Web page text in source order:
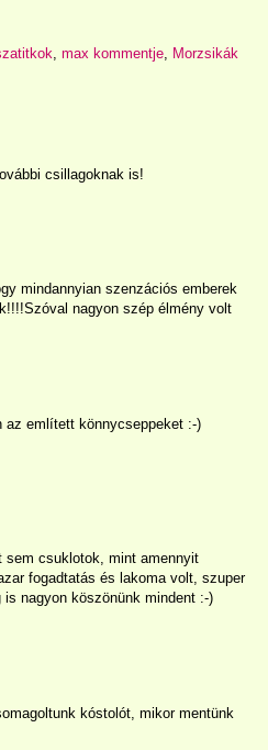
, max kommentje, Morzsikák
csillagoknak is!
mindannyian szenzációs emberek
nagyon szép élmény volt
az említett könnycseppeket :-)
sem csuklotok, mint amennyit
fogadtatás és lakoma volt, szuper
nagyon köszönünk mindent :-)
kóstolót, mikor mentünk